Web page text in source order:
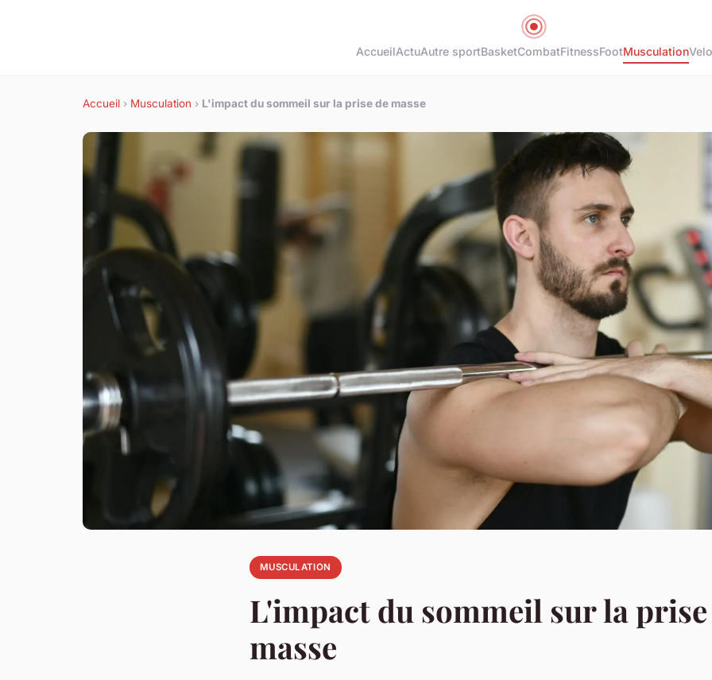
AccueilActuAutre sportBasketCombatFitnessFootMusculationVelo
Accueil › Musculation › L'impact du sommeil sur la prise de masse
MUSCULATION
L'impact du sommeil sur la
masse